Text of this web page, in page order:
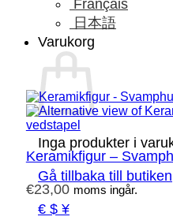
Français
日本語
Varukorg
Inga produkter i
Gå tillbaka till butiken
€ $ ¥
Keramikfigur –
€23,00 moms ingår.